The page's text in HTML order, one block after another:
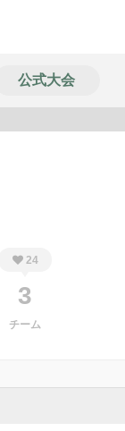
公式大会
24
3
チーム